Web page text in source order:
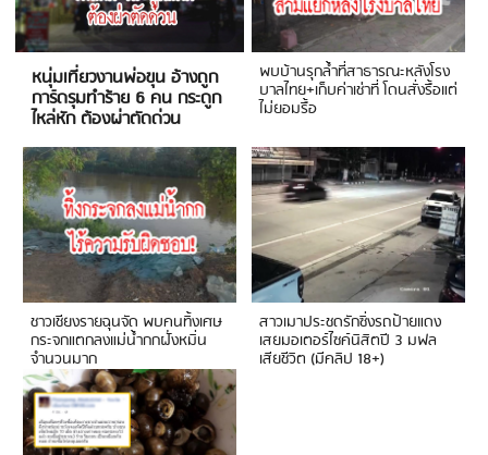
หนุ่มเที่ยวงานพ่อขุน อ้างถูก
การ์ดรุมทำร้าย 6 คน กระดูก
ไหล่หัก ต้องผ่าตัดด่วน
พบบ้านรุกล้ำที่สาธารณะหลังโรง
บาลไทย+เก็บค่าเช่าที่ โดนสั่งรื้อแต่
ไม่ยอมรื้อ
ชาวเชียงรายฉุนจัด พบคนทิ้งเศษ
กระจกแตกลงแม่น้ำกกฝั่งหมิ่น
จำนวนมาก
สาวเมาประชดรักซิ่งรถป้ายแดง
เสยมอเตอร์ไซค์นิสิตปี 3 มฟล
เสียชีวิต (มีคลิป 18+)